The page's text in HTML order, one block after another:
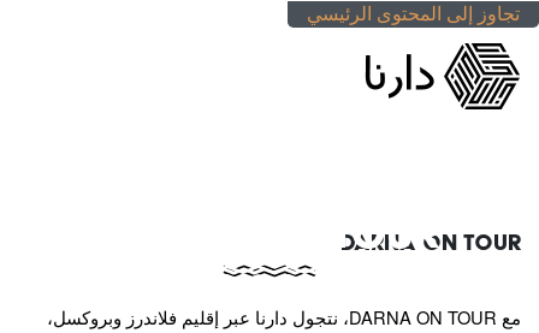
تجاوز إلى المحتوى الرئيسي
DARNA ON TOUR
DARNA ON TOUR
مع DARNA ON TOUR، نتجول دارنا عبر إقليم فلاندرز وبروكسل،